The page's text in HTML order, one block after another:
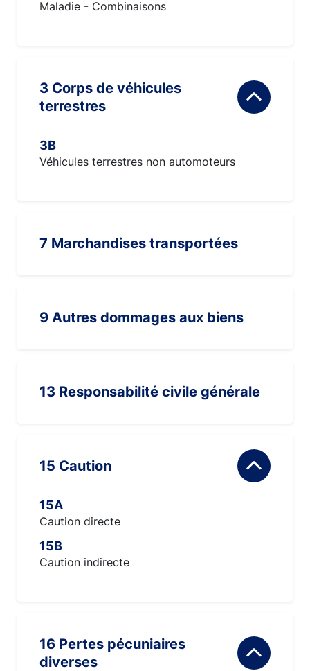
Maladie - Combinaisons
3 Corps de véhicules
terrestres
3B
Véhicules terrestres non automoteurs
7 Marchandises transportées
9 Autres dommages aux biens
13 Responsabilité civile générale
15 Caution
15A
Caution directe
15B
Caution indirecte
16 Pertes pécuniaires
diverses